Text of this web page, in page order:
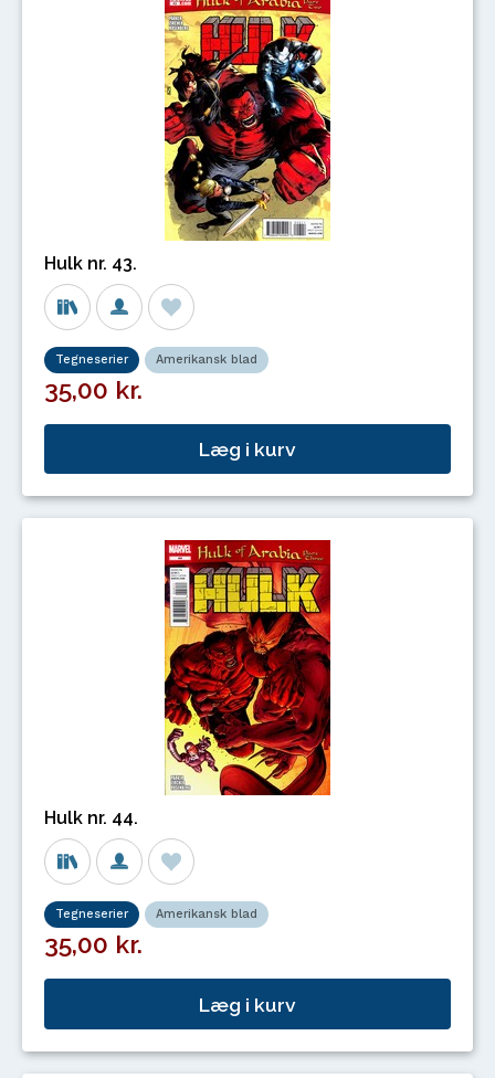
Hulk nr. 43.
Tegneserier Amerikansk blad
35,00 kr.
Læg i kurv
Hulk nr. 44.
Tegneserier Amerikansk blad
35,00 kr.
Læg i kurv